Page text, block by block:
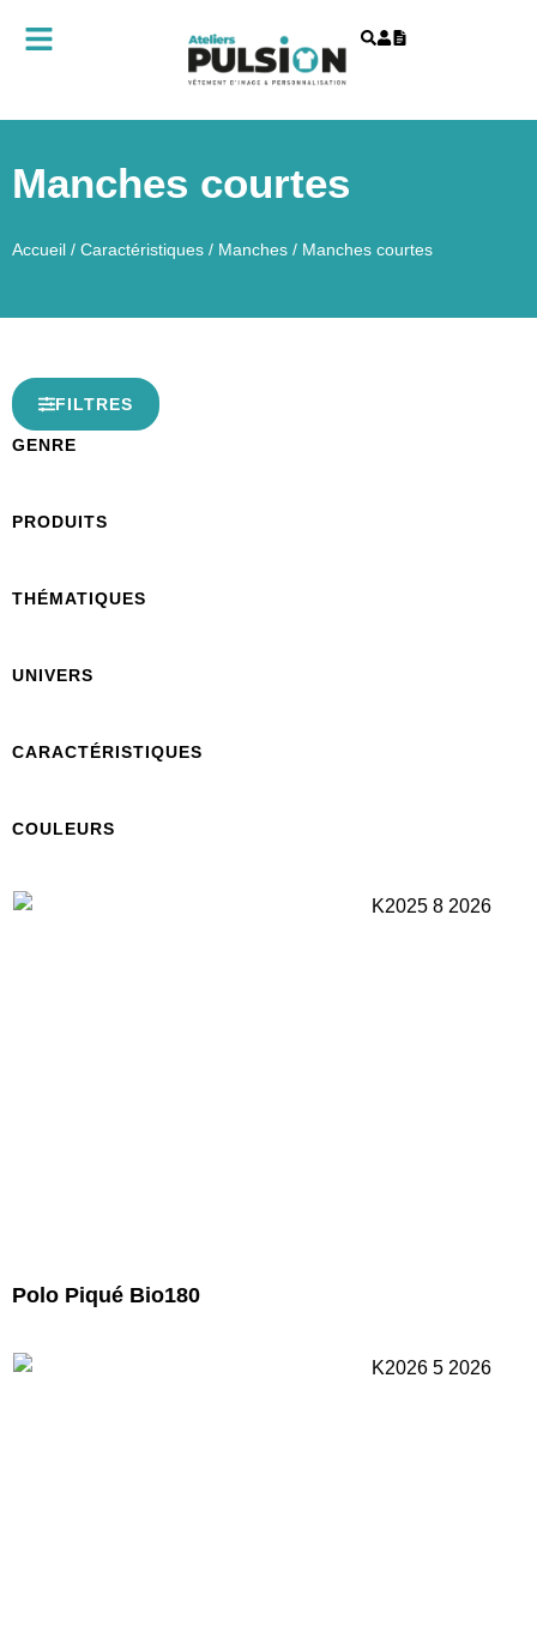
Manches courtes
Accueil / Caractéristiques / Manches / Manches courtes
FILTRES
GENRE
PRODUITS
THÉMATIQUES
UNIVERS
CARACTÉRISTIQUES
COULEURS
Polo Piqué Bio180